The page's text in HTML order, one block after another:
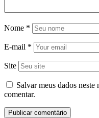
Nome *
E-mail *
Site
Salvar meus dados
comentar.